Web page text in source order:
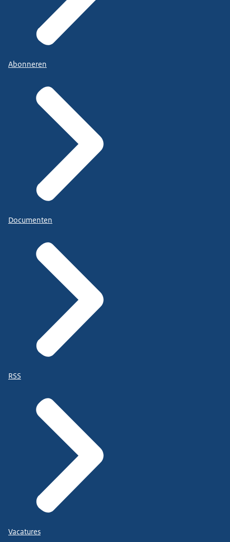
Abonneren
Documenten
RSS
Vacatures